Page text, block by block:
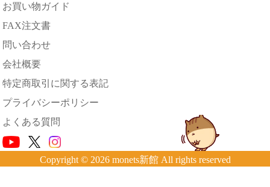
お買い物ガイド
FAX注文書
問い合わせ
会社概要
特定商取引に関する表記
プライバシーポリシー
よくある質問
Copyright © 2026 monets新館 All rights reserved